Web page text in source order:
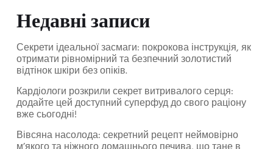
Недавні записи
Секрети ідеальної засмаги: покрокова інструкція, як
отримати рівномірний та безпечний золотистий
відтінок шкіри без опіків.
Кардіологи розкрили секрет витривалого серця:
додайте цей доступний суперфуд до свого раціону
вже сьогодні!
Вівсяна насолода: секретний рецепт неймовірно